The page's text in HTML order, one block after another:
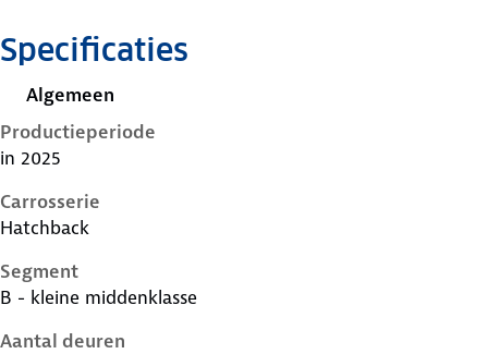
Specificaties
Algemeen
Productieperiode
in 2025
Carrosserie
Hatchback
Segment
B - kleine middenklasse
Aantal deuren